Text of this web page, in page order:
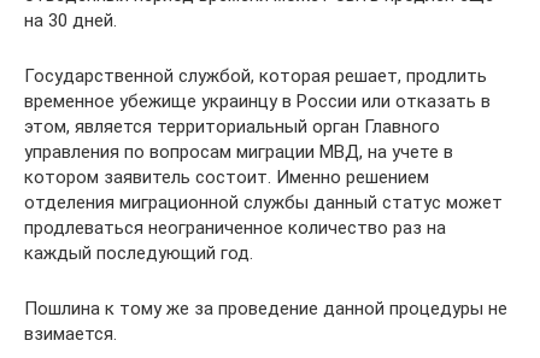
на 30 дней.
Государственной службой, которая решает, продлить
временное убежище украинцу в России или отказать в
этом, является территориальный орган Главного
управления по вопросам миграции МВД, на учете в
котором заявитель состоит. Именно решением
отделения миграционной службы данный статус может
продлеваться неограниченное количество раз на
каждый последующий год.
Пошлина к тому же за проведение данной процедуры не
взимается.